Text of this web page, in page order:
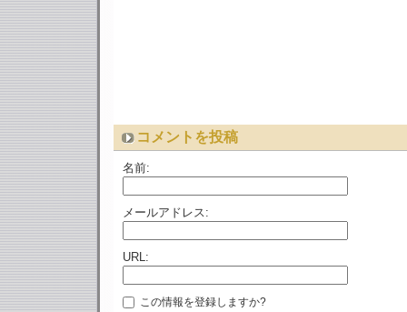
コメントを投稿
名前:
メールアドレス:
URL:
この情報を登録しますか?